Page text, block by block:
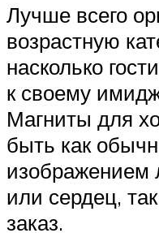
Лучше всего
возрастную
насколько
к своему
Магниты для
быть как
изображением
или сердец,
заказ.